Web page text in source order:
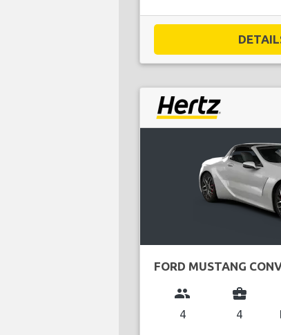
FORD MUSTANG
group
4
business_center
4